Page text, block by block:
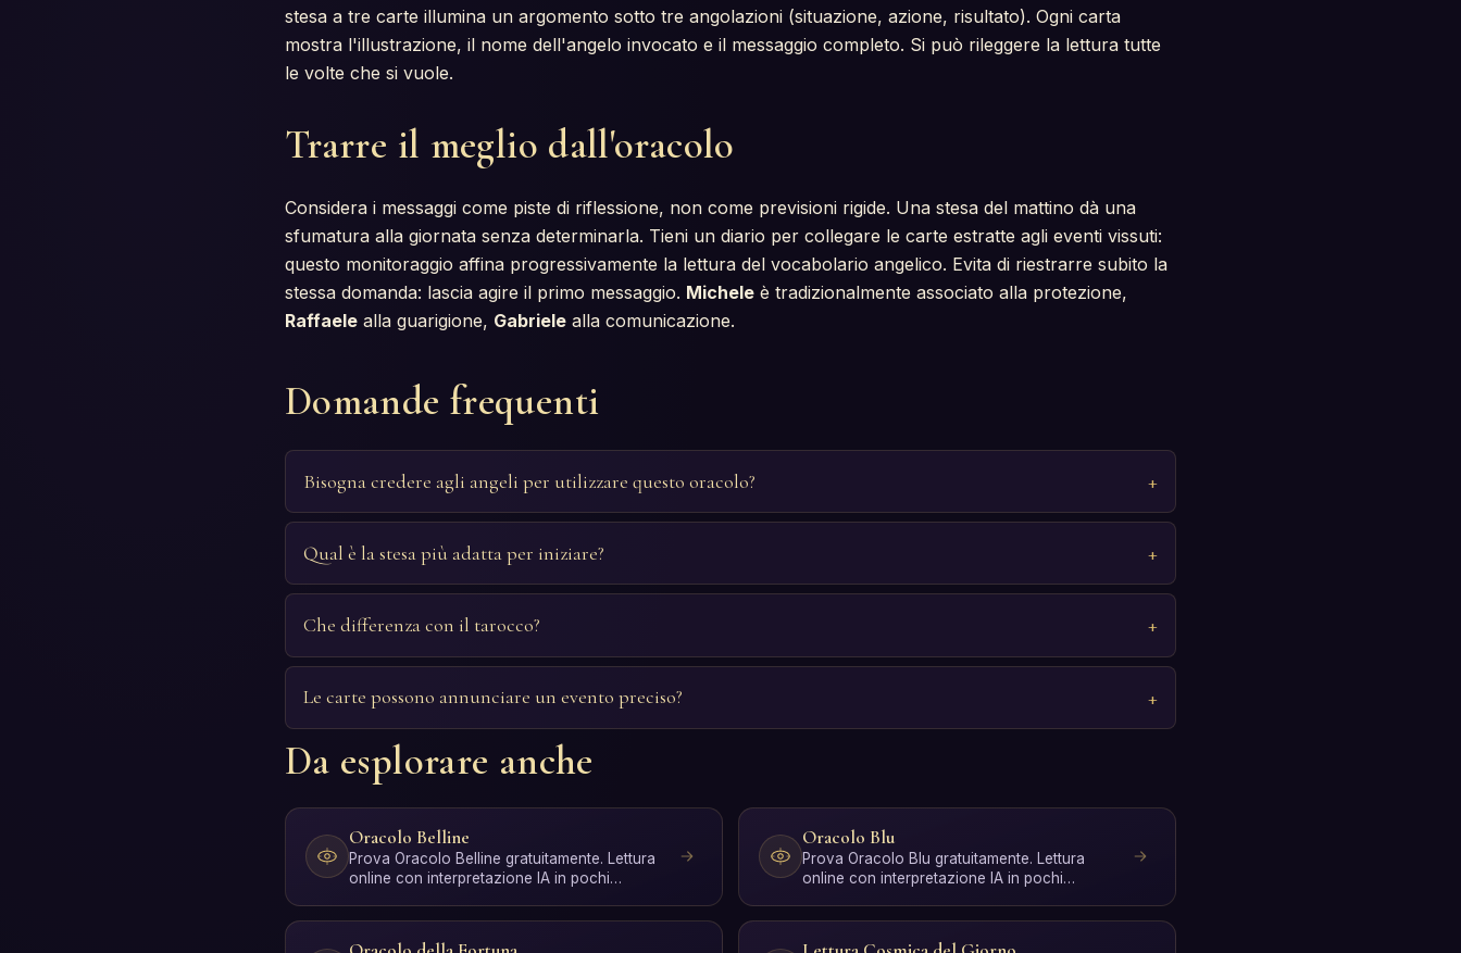
stesa a tre carte illumina un argomento sotto tre angolazioni (situazione, azione, risultato). Ogni carta
mostra l'illustrazione, il nome dell'angelo invocato e il messaggio completo. Si può rileggere la lettura tutte
le volte che si vuole.
Trarre il meglio dall'oracolo
Considera i messaggi come piste di riflessione, non come previsioni rigide. Una stesa del mattino dà una
sfumatura alla giornata senza determinarla. Tieni un diario per collegare le carte estratte agli eventi vissuti:
questo monitoraggio affina progressivamente la lettura del vocabolario angelico. Evita di riestrarre subito la
stessa domanda: lascia agire il primo messaggio. Michele è tradizionalmente associato alla protezione,
Raffaele alla guarigione, Gabriele alla comunicazione.
Domande frequenti
Bisogna credere agli angeli per utilizzare questo oracolo?
Qual è la stesa più adatta per iniziare?
Che differenza con il tarocco?
Le carte possono annunciare un evento preciso?
Da esplorare anche
Oracolo Belline
Prova Oracolo Belline gratuitamente. Lettura
online con interpretazione IA in pochi
Oracolo Blu
Prova Oracolo Blu gratuitamente. Lettura
online con interpretazione IA in pochi